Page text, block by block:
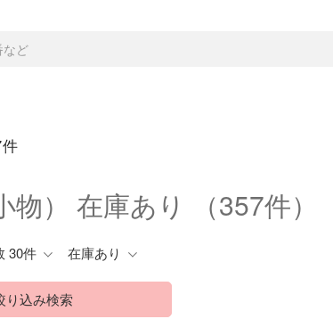
物） 在庫あり （357件）
30件 在庫あり
り込み検索